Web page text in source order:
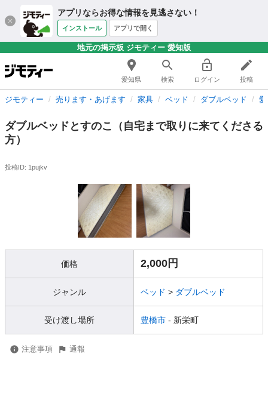
アプリならお得な情報を見逃さない！
インストール アプリで開く
地元の掲示板 ジモティー 愛知版
愛知県 検索 ログイン 投稿
ジモティー 売ります・あげます 家具 ベッド ダブルベッド
ダブルベッドとすのこ（自宅まで取りに来てくださる
方）
投稿ID: 1pujkv
価格 2,000円
ジャンル ベッド > ダブルベッド
受け渡し場所 豊橋市 - 新栄町
注意事項 通報